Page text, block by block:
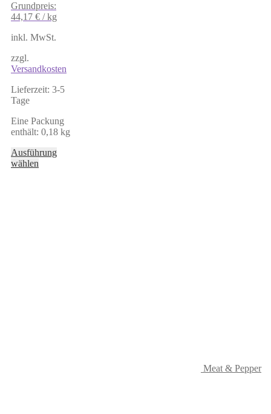
Grundpreis:
44,17 € /kg
inkl. MwSt.
zzgl.
Versandkosten
Lieferzeit: 3-5
Tage
Eine Packung
enthält: 0,18 kg
Ausführung
wählen
Meat & Pepper